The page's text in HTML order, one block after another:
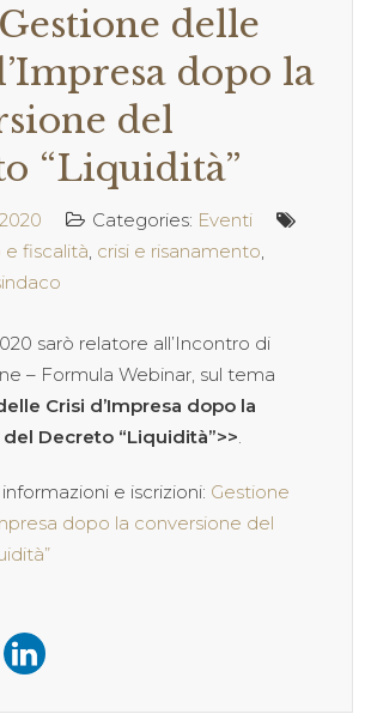
delle
dopo la
del
“Liquidità”
Categories: Eventi
e fiscalità crisi e risanamento
sarò relatore all’Incontro di
– Formula Webinar, sul tema
Crisi d’Impresa dopo la
Decreto “Liquidità”>>
e iscrizioni: Gestione
dopo la conversione del